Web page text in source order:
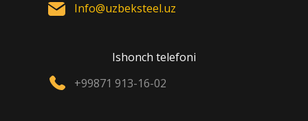
Info@uzbeksteel.uz
Ishonch telefoni
+99871 913-16-02